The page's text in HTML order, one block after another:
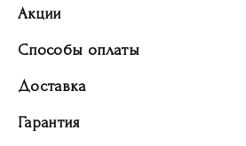
Акции
Способы оплаты
Доставка
Гарантия